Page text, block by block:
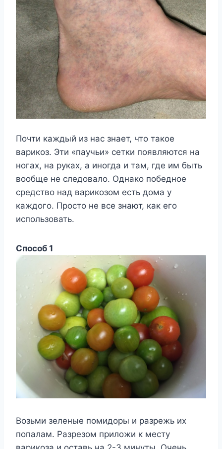
Почти каждый из нас знает, что такое
варикоз. Эти «паучьи» сетки появляются на
ногах, на руках, а иногда и там, где им быть
вообще не следовало. Однако победное
средство над варикозом есть дома у
каждого. Просто не все знают, как его
использовать.
Способ 1
Возьми зеленые помидоры и разрежь их
попалам. Разрезом приложи к месту